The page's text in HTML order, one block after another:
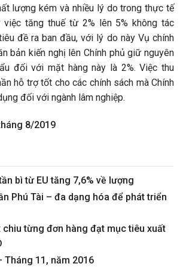
lượng kém và nhiều lý do trong thực tế
việc tăng thuế từ 2% lên 5% không tác
đề ra ban đầu, với lý do này Vụ chính
bản kiến nghị lên Chính phủ giữ nguyên
đối với mặt hàng này là 2%. Việc thu
hỗ trợ tốt cho các chính sách mà Chính
đối với ngành lâm nghiệp.
8/2019
bì từ EU tăng 7,6% về lượng
Phú Tài – đa dạng hóa để phát triển
chiu từng đơn hàng đạt mục tiêu xuất
Tháng 11, năm 2016